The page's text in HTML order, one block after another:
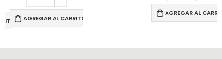
AGREGAR AL CARRITO
AGREGAR AL